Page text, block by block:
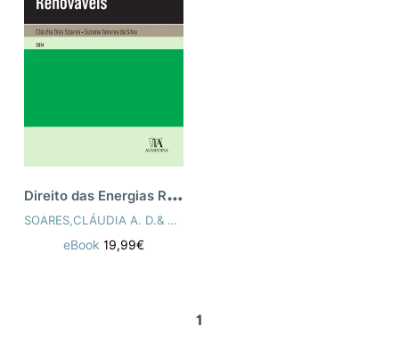
D
ireito das Energias Renováveis
SOARES,CLÁUDIA A. D.& SILVA,SUZANA T. DA
eBook19,99€
1